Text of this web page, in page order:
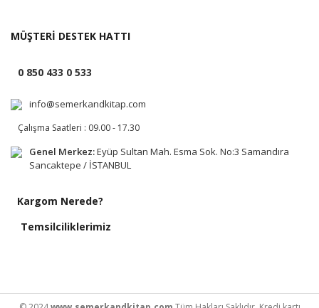
MÜŞTERİ DESTEK HATTI
0 850 433 0 533
info@semerkandkitap.com
Çalışma Saatleri : 09.00 - 17.30
Genel Merkez:Eyüp Sultan Mah. Esma Sok. No:3 Samandıra
Sancaktepe / İSTANBUL
Kargom Nerede?
Temsilciliklerimiz